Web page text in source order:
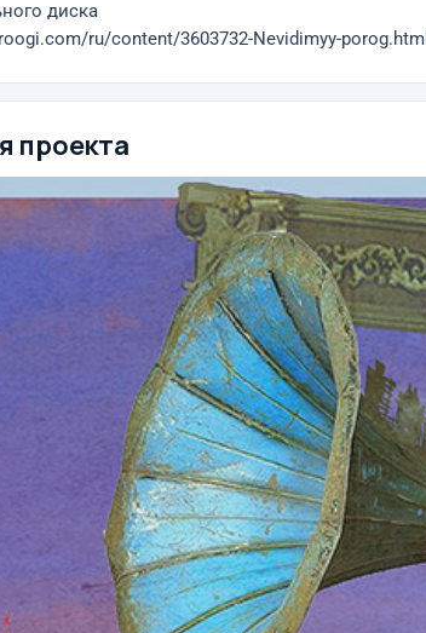
диска
ru/content/3603732-Nevidimyy-porog.html
проекта